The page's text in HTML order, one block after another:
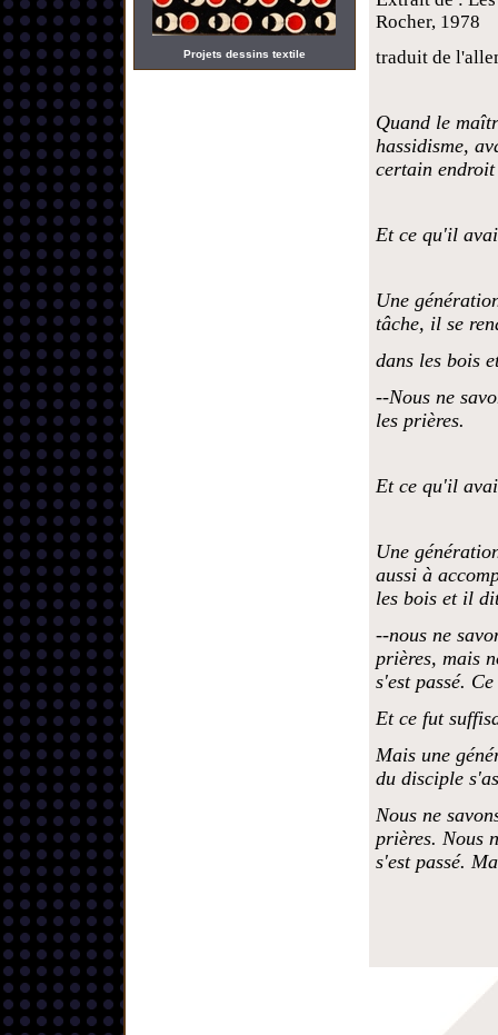
Projets dessins textile
Rocher, 1978
traduit de
Quand le
hassidisme,
certain
Et ce qu'il
Une
tâche, il se
dans les bois
--Nous ne
les prières.
Et ce qu'il
Une
aussi à
les bois et il
--nous ne
prières, mais
s'est passé.
Et ce fut
Mais une
du disciple
Nous ne
prières. Nous
s'est passé.